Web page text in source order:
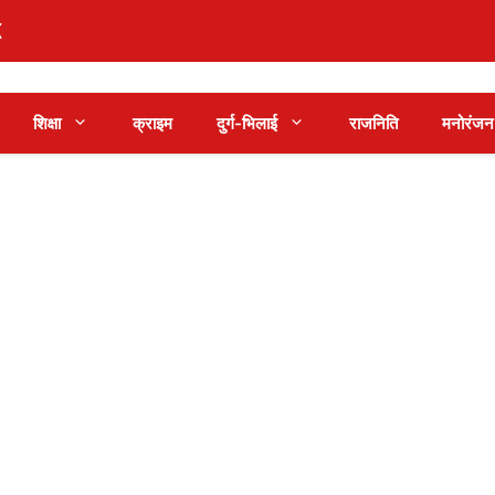
शिक्षा क्राइम दुर्ग-भिलाई राजनिति मनोरंजन